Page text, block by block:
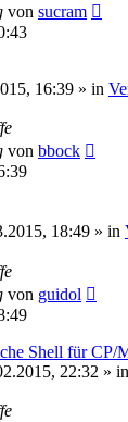
von sucram
16:39 » in
von bbock
18:49 » in
von guidol
Shell für CP/
22:32 » in